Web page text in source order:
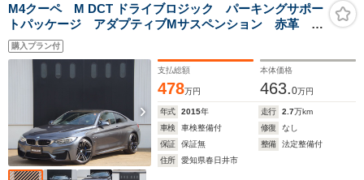
M4クーペ M DCT ドライブロジック パーキングサポー
トパッケージ アダプティブMサスペンション 赤革
19インチAW ドラレコ バックカメラ 記録簿
購入プラン付
支払総額
478万円
本体価格
463.0万円
年式 2015年 走行 2.7万km
車検
車検整備付 修復
なし
保証
保証無 整備
法定整備付
住所
愛知県春日井市